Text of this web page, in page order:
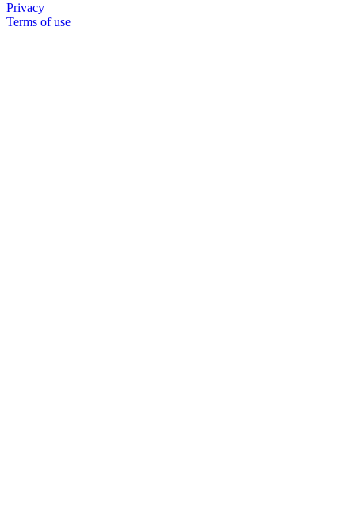
Privacy
Terms of use